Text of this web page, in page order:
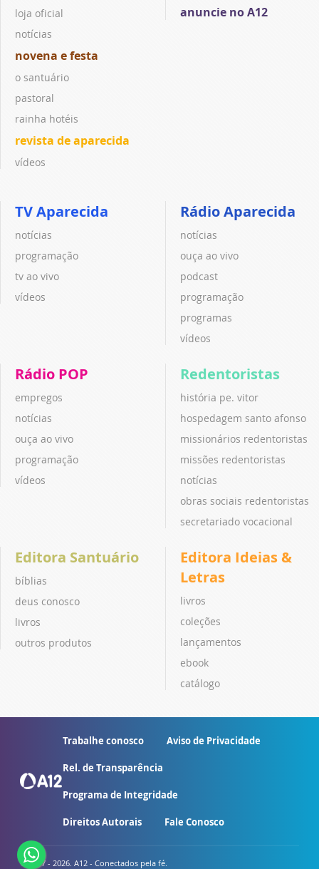
loja oficial
notícias
novena e festa
o santuário
pastoral
rainha hotéis
revista de aparecida
vídeos
anuncie no A12
TV Aparecida
notícias
programação
tv ao vivo
vídeos
Rádio Aparecida
notícias
ouça ao vivo
podcast
programação
programas
vídeos
Rádio POP
empregos
notícias
ouça ao vivo
programação
vídeos
Redentoristas
história pe. vitor
hospedagem santo afonso
missionários redentoristas
missões redentoristas
notícias
obras sociais redentoristas
secretariado vocacional
Editora Santuário
bíblias
deus conosco
livros
outros produtos
Editora Ideias &
Letras
livros
coleções
lançamentos
ebook
catálogo
Trabalhe conosco Aviso de Privacidade
Rel. de Transparência
Programa de Integridade
Direitos Autorais Fale Conosco
© 2007 - 2026. A12 - Conectados pela fé.